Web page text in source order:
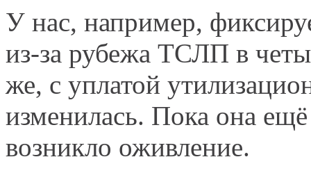
У нас, например,
из-за рубежа ТСЛП в
же, с уплатой
изменилась. Пока она
возникло оживление.